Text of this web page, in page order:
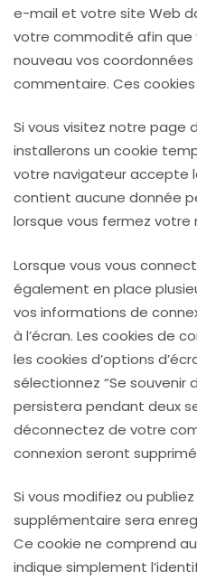
e-mail et votre site Web
votre commodité afin que
nouveau vos
commentaire. Ces
Si vous visitez notre page
installerons un cookie
votre navigateur accepte
contient aucune donnée
lorsque vous fermez votre
Lorsque vous vous
également en place
vos informations de
à l’écran. Les cookies de
les cookies d’options
sélectionnez “Se souvenir
persistera pendant deux
déconnectez de votre
connexion seront
Si vous modifiez ou
supplémentaire sera
Ce cookie ne comprend
indique simplement